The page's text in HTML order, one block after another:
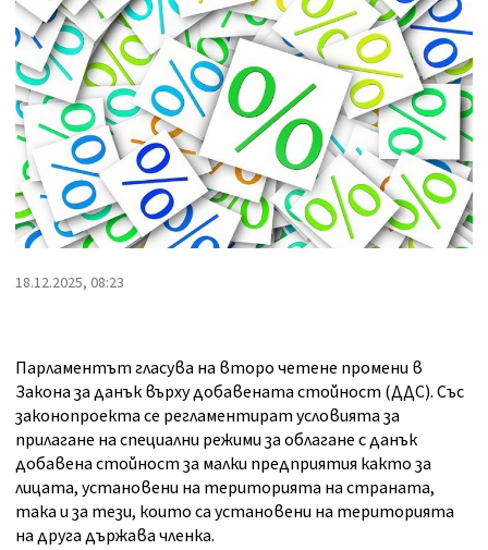
18.12.2025, 08:23
Парламентът гласува на второ четене промени в
Закона за данък върху добавената стойност (ДДС). Със
законопроекта се регламентират условията за
прилагане на специални режими за облагане с данък
добавена стойност за малки предприятия както за
лицата, установени на територията на страната,
така и за тези, които са установени на територията
на друга държава членка.